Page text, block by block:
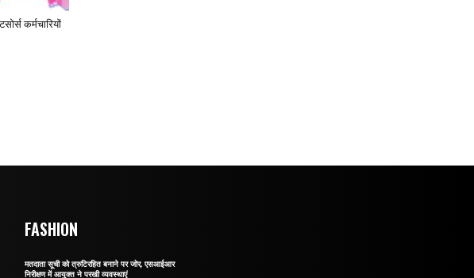
कर्मचारियों
FASHION
मतदाता सूची को त्रुटिरहित बनाने पर जोर, एसआईआर
निरीक्षण में आयुक्त ने परखी व्यवस्थाएं